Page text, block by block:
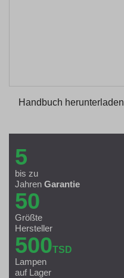
Handbuch herunterladen
5
bis zu
Jahren Garantie
50
Größte
Hersteller
500TSD
Lampen
auf Lager